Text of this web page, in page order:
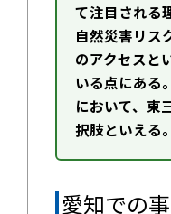
て注目される
自然災害リス
のアクセスと
いる点にある
において、東
択肢といえる。
愛知での